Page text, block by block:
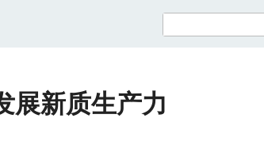
展新质生产力